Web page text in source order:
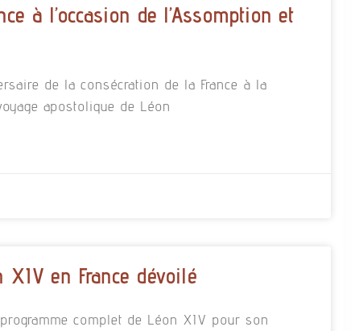
à l’occasion de l’Assomption et
de la consécration de la France à la
apostolique de Léon
XIV en France dévoilé
complet de Léon XIV pour son